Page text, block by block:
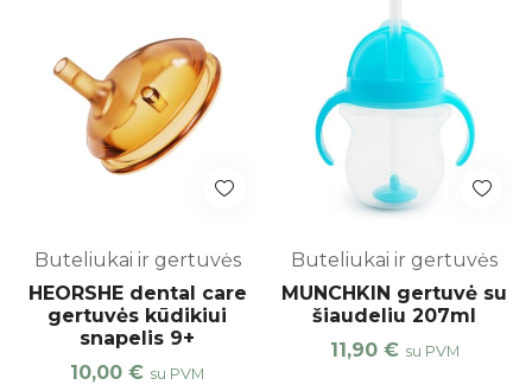
Buteliukai ir gertuvės
HEORSHE dental care
gertuvės kūdikiui
snapelis 9+
10,00€ su PVM
Buteliukai ir gertuvės
MUNCHKIN gertuvė su
šiaudeliu 207ml
11,90 € su PVM